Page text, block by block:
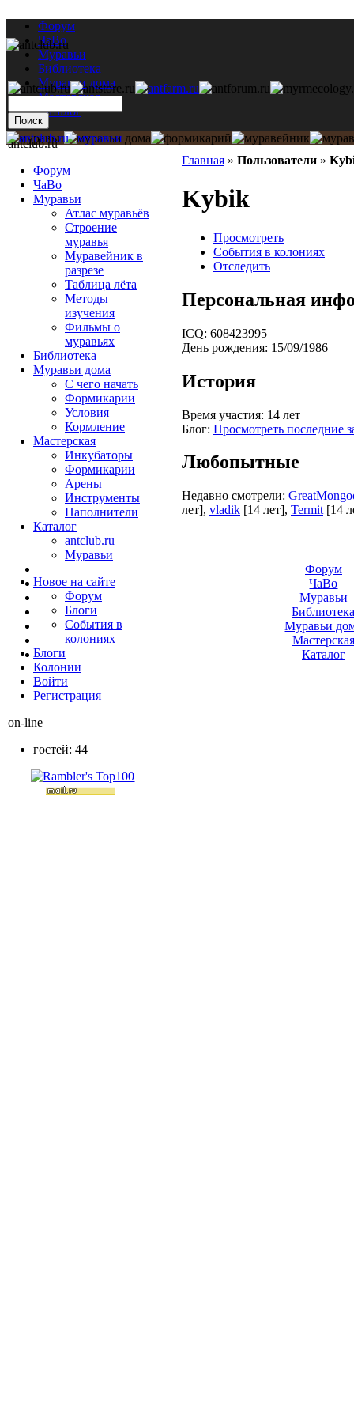
Форум
ЧаВо
Муравьи
Библиотека
Муравьи дома
Мастерская
Каталог
Главная » Пользователи »
Kybik
Просмотреть
События в колониях
Отследить
Персональная
ICQ: 608423995
День рождения: 15/09/1986
История
Время участия: 14 лет
Блог: Просмотреть последние
Любопытные
Недавно смотрели:
лет], vladik [14 лет], Termit [14
antclub.ru
Форум
ЧаВо
Муравьи
Атлас муравьёв
Строение
муравья
Муравейник в
разрезе
Таблица лёта
Методы
изучения
Фильмы о
муравьях
Библиотека
Муравьи дома
С чего начать
Формикарии
Условия
Кормление
Мастерская
Инкубаторы
Формикарии
Арены
Инструменты
Наполнители
Каталог
antclub.ru
Муравьи
Новое на сайте
Форум
Блоги
События в
колониях
Блоги
Колонии
Войти
Peгиcтpaция
on-line
гостей: 44
Форум
ЧаВо
Муравьи
Муравьи
Мастерская
Каталог